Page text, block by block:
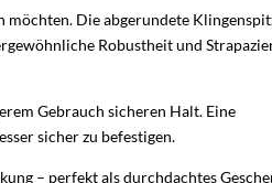
möchten. Die abgerundete
Robustheit und
Gebrauch sicheren Halt. Eine
sicher zu befestigen.
– perfekt als durchdachtes